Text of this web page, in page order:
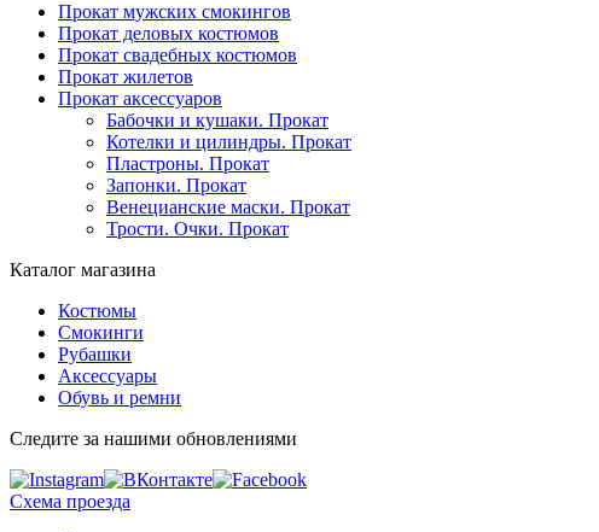
Прокат мужских смокингов
Прокат деловых костюмов
Прокат свадебных костюмов
Прокат жилетов
Прокат аксессуаров
Бабочки и кушаки. Прокат
Котелки и цилиндры. Прокат
Пластроны. Прокат
Запонки. Прокат
Венецианские маски. Прокат
Трости. Очки. Прокат
Каталог магазина
Костюмы
Смокинги
Рубашки
Аксессуары
Обувь и ремни
Следите за нашими обновлениями
Схема проезда